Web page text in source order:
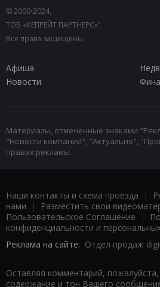
© 2000-2024,
ТОВ «КЕПРЕЙТ ПАРТНЕРС»".
Все права защищены.
Афиша
Новости
Материалы, отмеченные знаками
"Новости компаний", "Актуально",
правах рекламы.
Наши контакты и схема проезда |
нами | Разместить свои
Пользовательское Соглашение |
конфиденциальности и
Реклама на сайте: Отдел продаж
Оставляя комментарий,
содержание и тон Вашего